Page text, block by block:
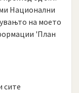
Национални
на моето
'План
сите